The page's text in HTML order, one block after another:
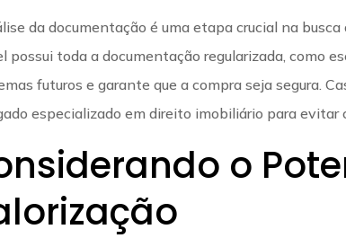
da documentação é uma etapa crucial na
possui toda a documentação regularizada, como
futuros e garante que a compra seja segura.
especializado em direito imobiliário para evitar
o